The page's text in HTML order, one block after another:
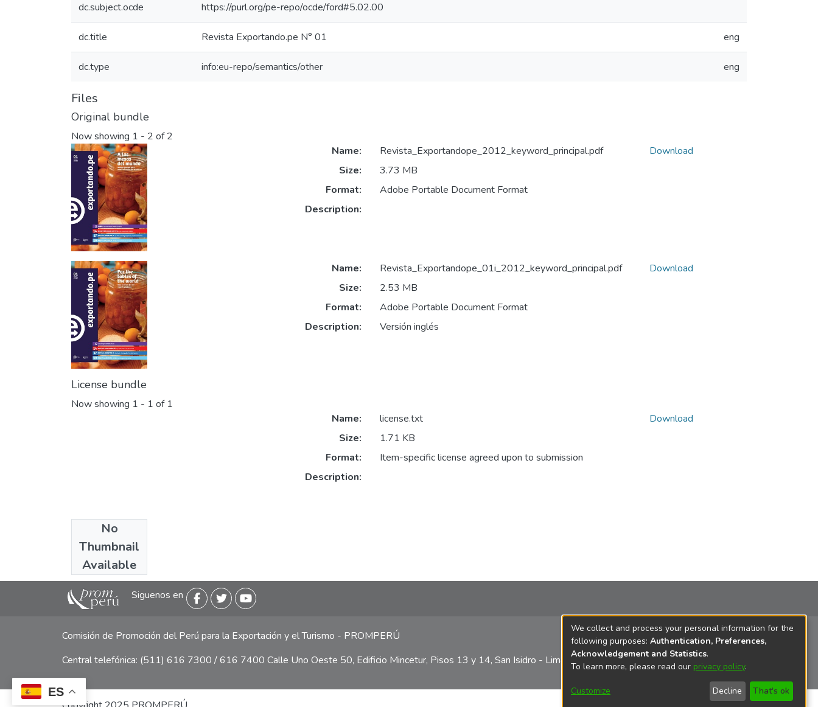
ES
dc.subject.ocde https://purl.org/pe-repo/ocde/ford#5.02.00
dc.title Revista Exportando.pe N° 01 eng
dc.type info:eu-repo/semantics/other eng
Files
Original bundle
Now showing 1 - 2 of 2
Name:
Revista_Exportandope_2012_keyword_principal.pdf
Size:
3.73 MB
Format:
Adobe Portable Document Format
Description:
Download
Name:
Revista_Exportandope_01i_2012_keyword_principal.pdf
Size:
2.53 MB
Format:
Adobe Portable Document Format
Description:
Versión inglés
Download
License bundle
Now showing 1 - 1 of 1
No
Thumbnail
Available
Name:
license.txt
Size:
1.71 KB
Format:
Item-specific license agreed upon to submission
Description:
Download
Collections
Revistas
Siguenos en
Comisión de Promoción del Perú para la Exportación y el Turismo - PROMPERÚ
Central telefónica: (511) 616 7300 / 616 7400 Calle Uno Oeste 50, Edificio Mincetur, Pisos 13 y 14, San Isidro - Lima
We collect and process your personal information for the
following purposes: Authentication, Preferences,
Acknowledgement and Statistics.
To learn more, please read our privacy policy.
Customize Decline That's ok